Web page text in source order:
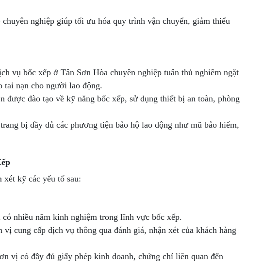
nghiệp giúp tối ưu hóa quy trình vận chuyển, giảm thiểu
vụ bốc xếp ở Tân Sơn Hòa chuyên nghiệp tuân thủ nghiêm ngặt
tai nạn cho người lao động.
đào tạo về kỹ năng bốc xếp, sử dụng thiết bị an toàn, phòng
bị đầy đủ các phương tiện bảo hộ lao động như mũ bảo hiểm,
kỹ các yếu tố sau:
nhiều năm kinh nghiệm trong lĩnh vực bốc xếp.
cung cấp dịch vụ thông qua đánh giá, nhận xét của khách hàng
vị có đầy đủ giấy phép kinh doanh, chứng chỉ liên quan đến